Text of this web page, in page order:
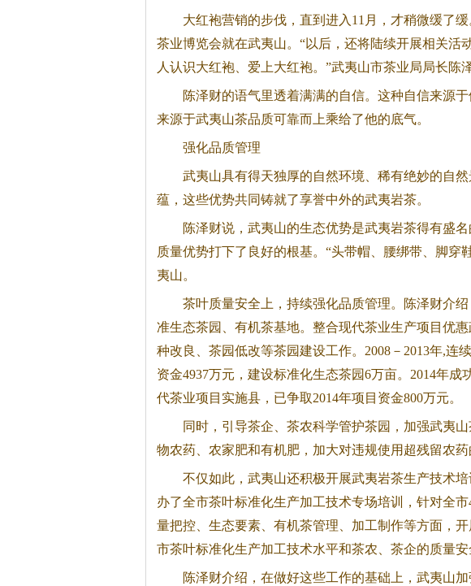
大红袍营销的步伐，直到进入11月，才稍微缓了
茶业博览会就在武夷山。“以后，还将陆续开展相关活
人认识大红袍、爱上大红袍。”武夷山市茶业局局长陈
陈泽财的语气里透着满满的自信。这种自信来源
来源于武夷山茶品质可靠而上乘给了他的底气。
强化品质管理
武夷山具有得天独厚的自然环境、稀有绝妙的自
蕴，这些优势共同铸就了享誉中外的武夷岩茶。
陈泽财说，武夷山的生态优势是武夷岩茶得有盛
质量优势打下了良好的根基。“头带帽、腰绑带、脚穿
夷山。
茶叶质量安全上，持续强化品质管理。陈泽财介
准生态茶园、有机茶基地。整合现代茶业生产项目优
种改良、茶园低改等茶园建设工作。2008－2013年,连
资金4937万元，建设标准化生态茶园6万亩。2014年成
代茶业项目实施县，已争取2014年项目资金800万元。
同时，引导茶企、茶农科学管护茶园，加强武夷
物农药、农家肥和有机肥，加大对违规使用超残留农药
不仅如此，武夷山还积极开展武夷岩茶生产技术
办了全市茶叶标准化生产加工技术专场培训，针对全
量把控、生态要素、有机茶管理、加工制作等方面，
市茶叶标准化生产加工技术水平和茶农、茶企的质量安
陈泽财介绍，在做好这些工作的基础上，武夷山